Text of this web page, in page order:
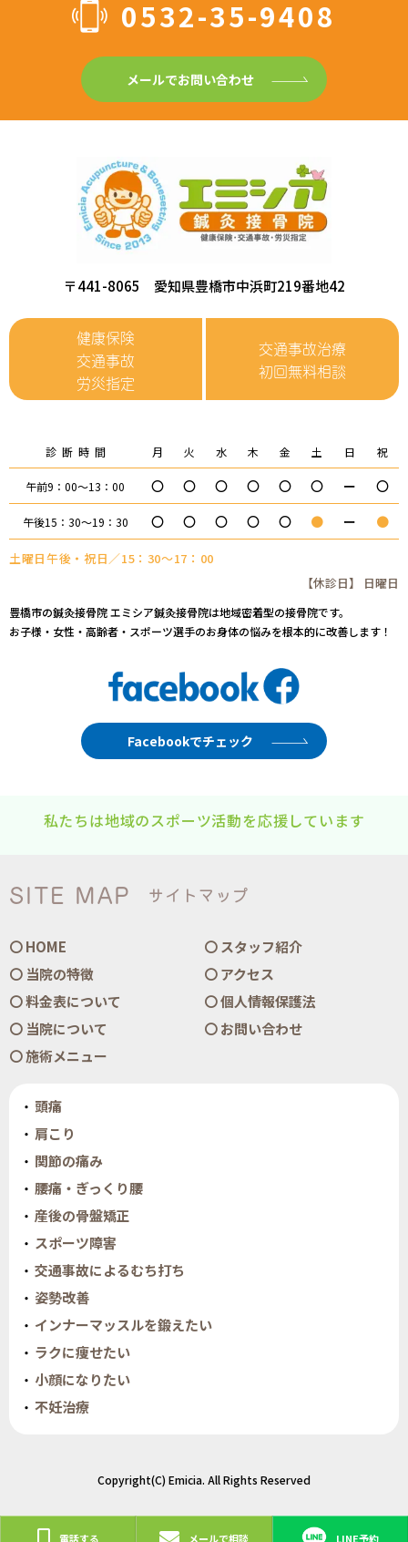
0532-35-9408
メールでお問い合わせ
〒441-8065 愛知県豊橋市中浜町219番地42
健康保険
交通事故
労災指定
交通事故治療
初回無料相談
診断時間 月 火 水 木 金 土 日 祝
午前9：00～13：00 〇 〇 〇 〇 〇 〇 ー 〇
午後15：30～19：30 〇 〇 〇 〇 〇 ● ー ●
土曜日午後・祝日／15：30～17：00
【休診日】 日曜日
豊橋市の鍼灸接骨院 エミシア鍼灸接骨院は地域密着型の接骨院です。
お子様・女性・高齢者・スポーツ選手のお身体の悩みを根本的に改善します！
Facebookでチェック
私たちは地域のスポーツ活動を応援しています
SITE MAP サイトマップ
HOME
当院の特徴
料金表について
当院について
スタッフ紹介
アクセス
個人情報保護法
お問い合わせ
施術メニュー
頭痛
肩こり
関節の痛み
腰痛・ぎっくり腰
産後の骨盤矯正
スポーツ障害
交通事故によるむち打ち
姿勢改善
インナーマッスルを鍛えたい
ラクに痩せたい
小顔になりたい
不妊治療
Copyright(C) Emicia. All Rights Reserved
電話する メールで相談 LINE予約